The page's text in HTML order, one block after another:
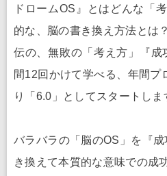
ドロームOS』とはどんな「
的な、脳の書き換え方法とは
伝の、無敗の「考え方」『
間12回かけて学べる、年間プ
り「6.0」としてスタートしま
バラバラの「脳のOS」を『
き換えて本質的な意味での成